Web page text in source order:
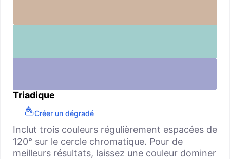
Triadique
Créer un dégradé
Inclut trois couleurs régulièrement espacées de
120° sur le cercle chromatique. Pour de
meilleurs résultats, laissez une couleur dominer